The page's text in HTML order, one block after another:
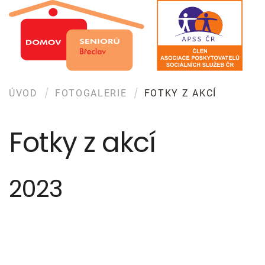
Skip to main content
ÚVOD FOTOGALERIE FOTKY Z AKCÍ
Fotky z akcí
2023